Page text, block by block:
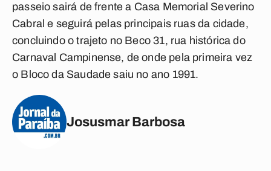
passeio sairá de frente a Casa Memorial Severino
Cabral e seguirá pelas principais ruas da cidade,
concluindo o trajeto no Beco 31, rua histórica do
Carnaval Campinense, de onde pela primeira vez
o Bloco da Saudade saiu no ano 1991.
Josusmar Barbosa